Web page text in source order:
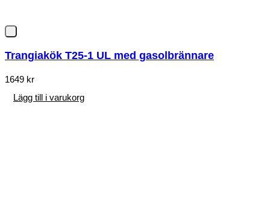
Trangiakök T25-1 UL med gasolbrännare
1649 kr
Lägg till i varukorg